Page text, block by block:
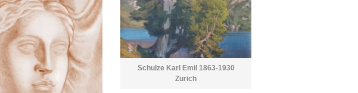
Schulze Karl Emil 1863-1930
Zürich